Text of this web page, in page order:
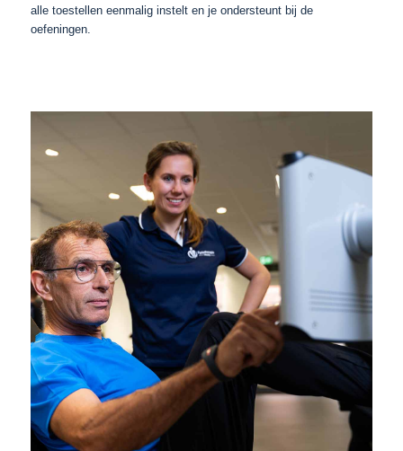
alle toestellen eenmalig instelt en je ondersteunt bij de
oefeningen.